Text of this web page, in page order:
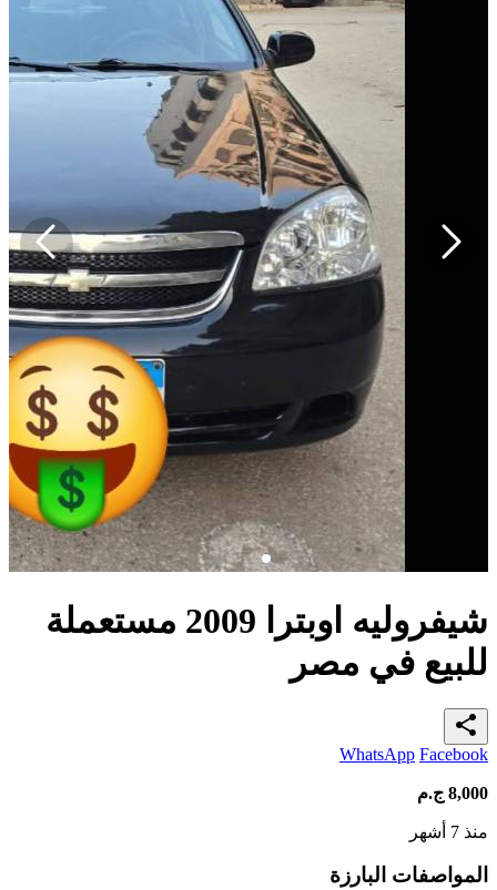
شيفروليه اوبترا 2009 مستعملة
للبيع في مصر
share
WhatsApp Facebook
8,000 ج.م
منذ 7 أشهر
المواصفات البارزة